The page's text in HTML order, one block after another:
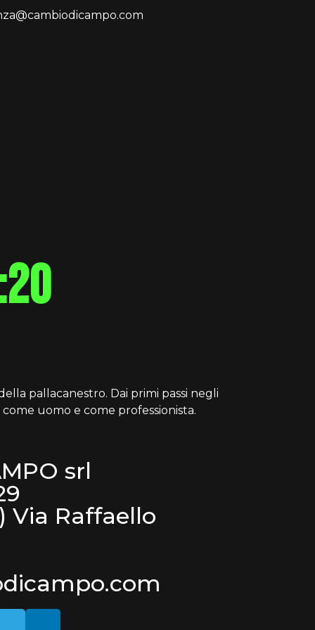
pallacanestro. Dai primi passi negli
uomo e come professionista.
srl
Via Raffaello